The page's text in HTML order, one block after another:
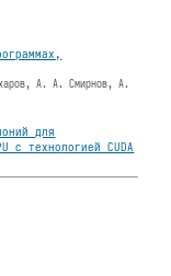
А. А. Смирнов, А.
для
с технологией CUDA